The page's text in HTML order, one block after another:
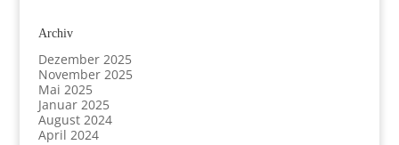
Archiv
Dezember 2025
November 2025
Mai 2025
Januar 2025
August 2024
April 2024